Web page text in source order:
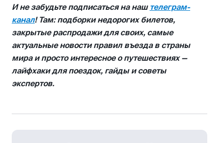
И не забудьте подписаться на наш телеграм-
канал! Там: подборки недорогих билетов,
закрытые распродажи для своих, самые
актуальные новости правил въезда в страны
мира и просто интересное о путешествиях —
лайфхаки для поездок, гайды и советы
экспертов.